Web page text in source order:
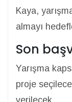
Kaya,
almayı
Son
Yarışma
proje
verilecek.